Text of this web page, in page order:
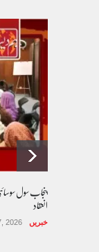
پنجاب سول
انعقاد
خبریں 2026